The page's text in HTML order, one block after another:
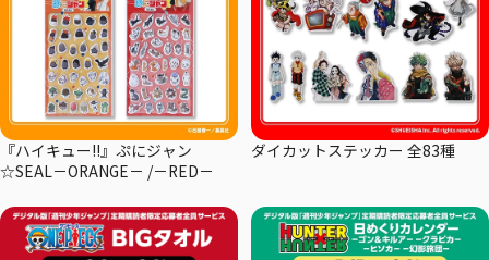
『ハイキュー!!』ぷにジャン
☆SEAL－ORANGE－ /－RED－
ダイカットステッカー 全83種